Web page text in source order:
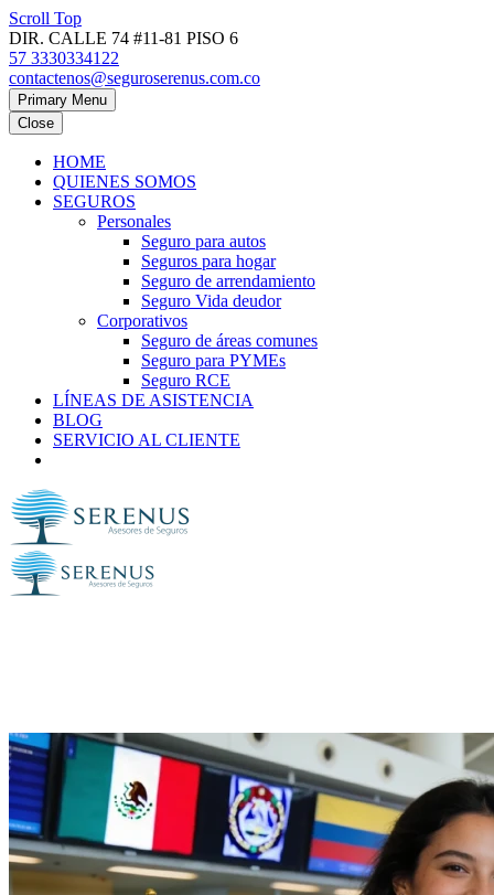
Scroll Top
DIR. CALLE 74 #11-81 PISO 6
57 3330334122
contactenos@seguroserenus.com.co
Primary Menu
Close
HOME
QUIENES SOMOS
SEGUROS
Personales
Seguro para autos
Seguros para hogar
Seguro de arrendamiento
Seguro Vida deudor
Corporativos
Seguro de áreas comunes
Seguro para PYMEs
Seguro RCE
LÍNEAS DE ASISTENCIA
BLOG
SERVICIO AL CLIENTE